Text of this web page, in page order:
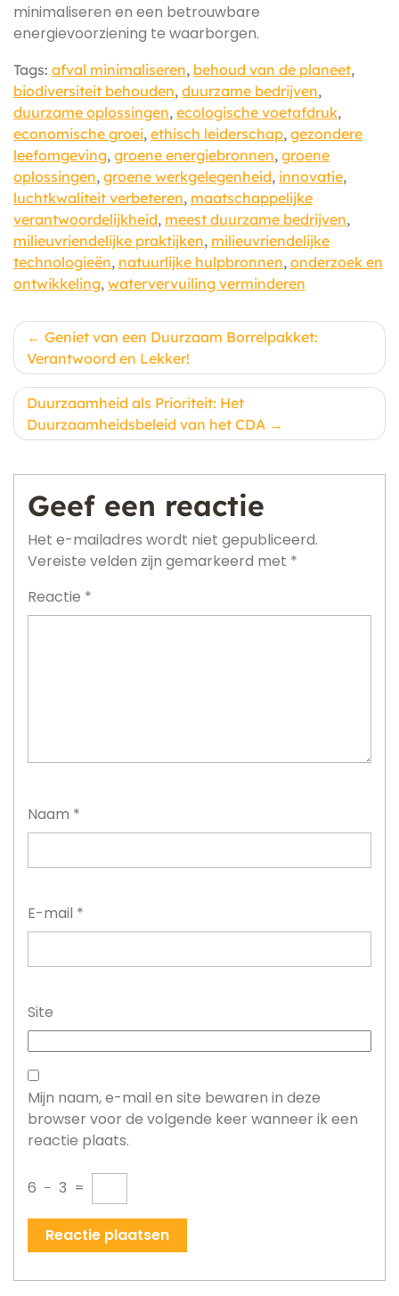
minimaliseren en een betrouwbare
energievoorziening te waarborgen.
Tags: afval minimaliseren, behoud van de planeet,
biodiversiteit behouden, duurzame bedrijven,
duurzame oplossingen, ecologische voetafdruk,
economische groei, ethisch leiderschap, gezondere
leefomgeving, groene energiebronnen, groene
oplossingen, groene werkgelegenheid, innovatie,
luchtkwaliteit verbeteren, maatschappelijke
verantwoordelijkheid, meest duurzame bedrijven,
milieuvriendelijke praktijken, milieuvriendelijke
technologieën, natuurlijke hulpbronnen, onderzoek en
ontwikkeling, watervervuiling verminderen
Berichtnavigatie
Geniet van een Duurzaam Borrelpakket:
Verantwoord en Lekker!
Duurzaamheid als Prioriteit: Het
Duurzaamheidsbeleid van het CDA
Geef een reactie
Het e-mailadres wordt niet gepubliceerd.
Vereiste velden zijn gemarkeerd met *
Reactie *
Naam *
E-mail *
Site
Mijn naam, e-mail en site bewaren in deze
browser voor de volgende keer wanneer ik een
reactie plaats.
6 − 3 =